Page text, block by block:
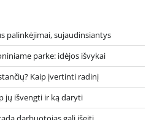
palinkėjimai, sujaudinsiantys
parke: idėjos išvykai
Kaip įvertinti radinį
jų išvengti ir ką daryti